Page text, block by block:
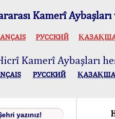
Kamerî
РУССКИЙ
Kamerî Aybaşları
РУССКИЙ ҚАЗАҚША